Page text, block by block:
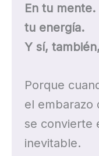
En tu
tu energía.
Y sí,
Porque
el embarazo
se convierte
inevitable.